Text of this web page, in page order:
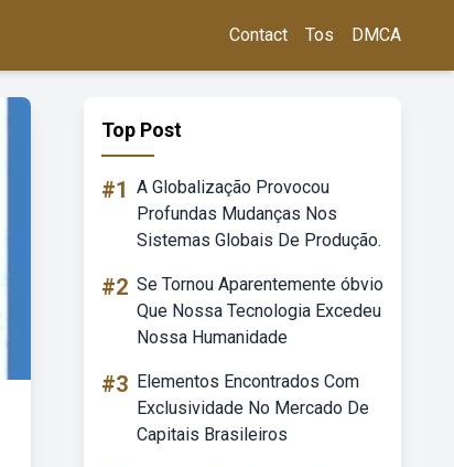
Contact Tos DMCA
Top Post
#1 A Globalização Provocou
Profundas Mudanças Nos
Sistemas Globais De Produção.
#2 Se Tornou Aparentemente óbvio
Que Nossa Tecnologia Excedeu
Nossa Humanidade
#3 Elementos Encontrados Com
Exclusividade No Mercado De
Capitais Brasileiros